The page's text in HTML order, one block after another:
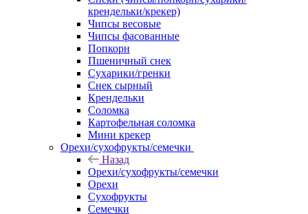
крендельки/крекер)
Чипсы весовые
Чипсы фасованные
Попкорн
Пшеничный снек
Сухарики/гренки
Снек сырный
Крендельки
Соломка
Картофельная соломка
Мини крекер
Орехи/сухофрукты/семечки
Назад
Орехи/сухофрукты/семечки
Орехи
Сухофрукты
Семечки